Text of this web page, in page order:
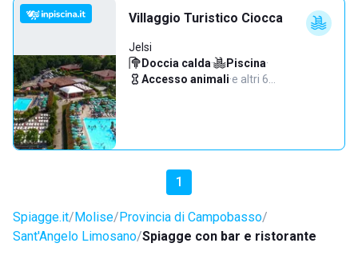
Villaggio Turistico Ciocca
Jelsi
Doccia calda· Piscina·
Accesso animali·e altri 6…
1
Spiagge.it Molise Provincia di Campobasso
Sant'Angelo Limosano Spiagge con bar e ristorante